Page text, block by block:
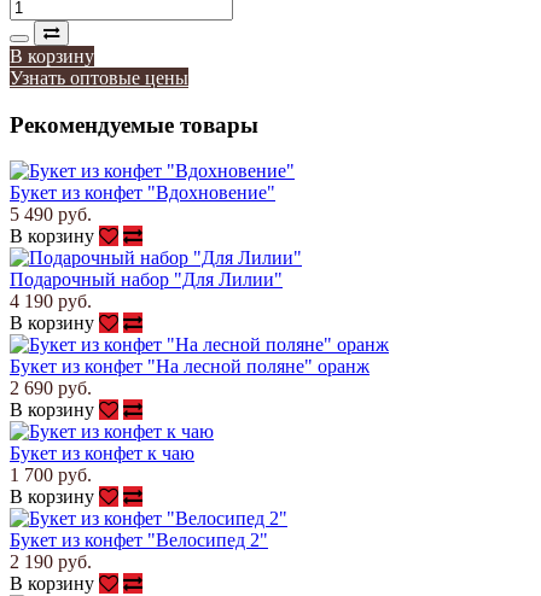
В корзину
Узнать оптовые цены
Рекомендуемые товары
Букет из конфет "Вдохновение"
5 490 руб.
В корзину
Подарочный набор "Для Лилии"
4 190 руб.
В корзину
Букет из конфет "На лесной поляне" оранж
2 690 руб.
В корзину
Букет из конфет к чаю
1 700 руб.
В корзину
Букет из конфет "Велосипед 2"
2 190 руб.
В корзину